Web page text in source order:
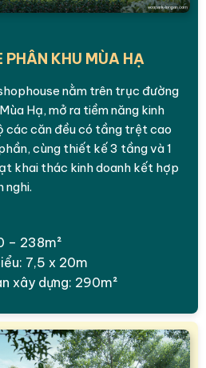
PHÂN KHU MÙA HẠ
nằm trên trục đường
Hạ, mở ra tiềm năng kinh
các căn đều có tầng trệt cao
cùng thiết kế 3 tầng và 1
khai thác kinh doanh kết hợp
nghi.
– 238m²
7,5 x 20m
xây dựng: 290m²